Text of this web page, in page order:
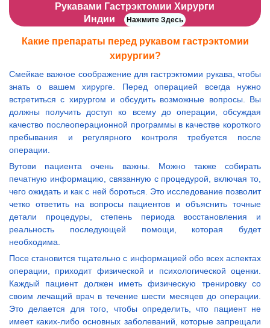
Рукавами Гастрэктомии Хирурги
Индии
Нажмите Здесь
Какие препараты перед рукавом гастрэктомии
хирургии?
Смейкае важное соображение для гастрэктомии рукава, чтобы
знать о вашем хирурге. Перед операцией всегда нужно
встретиться с хирургом и обсудить возможные вопросы. Вы
должны получить доступ ко всему до операции, обсуждая
качество послеоперационной программы в качестве короткого
пребывания и регулярного контроля требуется после
операции.
Вутови пациента очень важны. Можно также собирать
печатную информацию, связанную с процедурой, включая то,
чего ожидать и как с ней бороться. Это исследование позволит
четко ответить на вопросы пациентов и объяснить точные
детали процедуры, степень периода восстановления и
реальность последующей помощи, которая будет
необходима.
Посе становится тщательно с информацией обо всех аспектах
операции, приходит физической и психологической оценки.
Каждый пациент должен иметь физическую тренировку со
своим лечащий врач в течение шести месяцев до операции.
Это делается для того, чтобы определить, что пациент не
имеет каких-либо основных заболеваний, которые запрещали